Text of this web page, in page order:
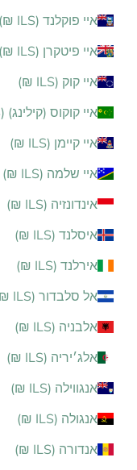
איי פוקלנד (ILS ₪)
איי פיטקרן (ILS ₪)
איי קוק (ILS ₪)
איי קוקוס (קילינג) (ILS ₪)
איי קיימן (ILS ₪)
איי שלמה (ILS ₪)
אינדונזיה (ILS ₪)
איסלנד (ILS ₪)
אירלנד (ILS ₪)
אל סלבדור (ILS ₪)
אלבניה (ILS ₪)
אלג׳יריה (ILS ₪)
אנגווילה (ILS ₪)
אנגולה (ILS ₪)
אנדורה (ILS ₪)